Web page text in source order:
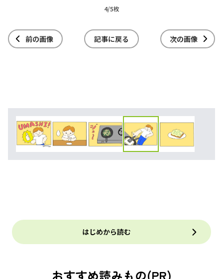
4/5枚
前の画像 記事に戻る 次の画像
はじめから読む
おすすめ読みもの(PR)